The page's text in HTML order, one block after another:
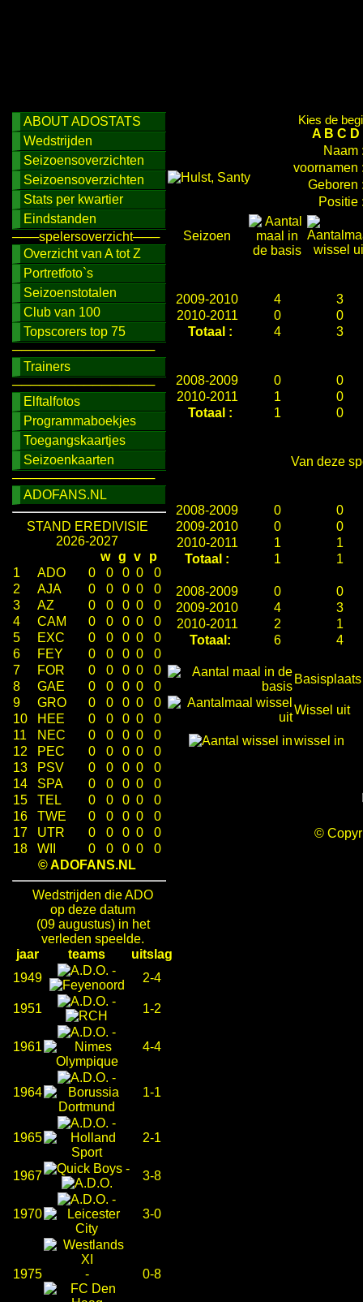
ABOUT ADOSTATS
Wedstrijden
Seizoensoverzichten
Seizoensoverzichten
Stats per kwartier
Eindstanden
───spelersoverzicht───
Overzicht van A tot Z
Portretfoto`s
Seizoenstotalen
Club van 100
Topscorers top 75
────────────────
Trainers
────────────────
Elftalfotos
Programmaboekjes
Toegangskaartjes
Seizoenkaarten
────────────────
ADOFANS.NL
STAND EREDIVISIE
2026-2027
w g v
p
1
ADO 0 0 0 0
0
2
AJA 0 0 0 0
0
3
AZ 0 0 0 0
0
4
CAM 0 0 0 0
0
5
EXC 0 0 0 0
0
6
FEY 0 0 0 0
0
7
FOR 0 0 0 0
0
8
GAE 0 0 0 0
0
9
GRO 0 0 0 0
0
10
HEE 0 0 0 0
0
11
NEC 0 0 0 0
0
12
PEC 0 0 0 0
0
13
PSV 0 0 0 0
0
14
SPA 0 0 0 0
0
15
TEL 0 0 0 0
0
16
TWE 0 0 0 0
0
17
UTR 0 0 0 0
0
18
WII 0 0 0 0
0
© ADOFANS.NL
Wedstrijden die ADO
op deze datum
(09 augustus) in het
verleden speelde.
jaar
teams
uitslag
1949
-
2-4
1951
-
1-2
1961
-
4-4
1964
-
1-1
1965
-
2-1
1967
-
3-8
1970
-
3-0
1975 - 0-8
Kies de
A B C D
Naam
voornamen
Geboren
Positie
Seizoen
2009-2010 4
3
2010-2011
0
0
Totaal :
4 3
2008-2009 0
0
2010-2011
1
0
Totaal :
1 0
Van deze
2008-2009 0
0
2009-2010
0
0
2010-2011
1
1
Totaal :
1 1
2008-2009 0
0
2009-2010
4
3
2010-2011
2
1
Totaal:
6 4
Basisplaats
Wissel uit
wissel in
©